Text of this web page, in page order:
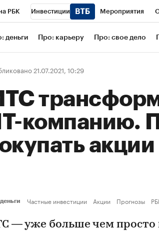
РБК Инвестиции Мероприятия
РБК РБК Образование
валюты
деньги Про: карьеру Про: свое дело
21.07.2021, 10:29
компанию.
Частные инвестиции Акции Прогнозы
— уже больше чем